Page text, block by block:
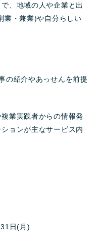
、地域の人や企業と出
業・兼業)や自分らしい
の紹介やあっせんを前提
業実践者からの情報発
ションが主なサービス内
日(月)